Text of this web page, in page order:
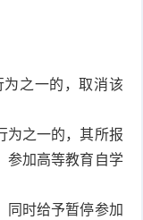
之一的，取消该
为之一的，其所报
参加高等教育自学
同时给予暂停参加